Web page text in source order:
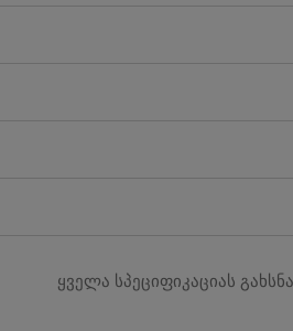
ყველა სპეციფიკაციას გახსნა